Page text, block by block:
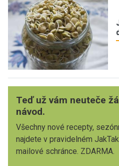
Teď už vám neuteče
návod.
Všechny nové recepty,
najdete v pravidelném
mailové schránce. ZDARMA.